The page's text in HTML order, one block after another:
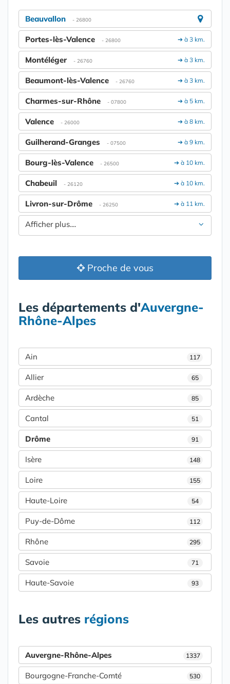
Beauvallon - 26800
➔ à 3 km.
Portes-lès-Valence - 26800
➔ à 3 km.
Montéléger - 26760
➔ à 3 km.
Beaumont-lès-Valence - 26760
➔ à 5 km.
Charmes-sur-Rhône - 07800
➔ à 8 km.
Valence - 26000
➔ à 9 km.
Guilherand-Granges - 07500
➔ à 10 km.
Bourg-lès-Valence - 26500
➔ à 10 km.
Chabeuil - 26120
➔ à 11 km.
Livron-sur-Drôme - 26250
Afficher plus....
Proche de vous
Les départements d'Auvergne-
Rhône-Alpes
Ain 117
Allier 65
Ardèche 85
Cantal 51
Drôme 91
Isère 148
Loire 155
Haute-Loire 54
Puy-de-Dôme 112
Rhône 295
Savoie 71
Haute-Savoie 93
Les autres régions
Auvergne-Rhône-Alpes 1337
Bourgogne-Franche-Comté 530